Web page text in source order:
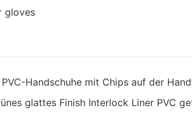
Handschuhe mit Chips auf der
glattes Finish Interlock Liner PVC